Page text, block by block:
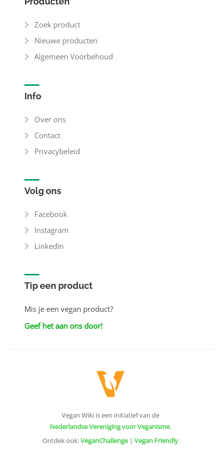
Zoek product
Nieuwe producten
Algemeen Voorbehoud
Info
Over ons
Contact
Privacybeleid
Volg ons
Facebook
Instagram
LinkedIn
Tip een product
Mis je een vegan product?
Geef het aan ons door!
Vegan Wiki is een initiatief van de
Nederlandse Vereniging voor Veganisme.
Ontdek ook:VeganChallenge| Vegan Friendly